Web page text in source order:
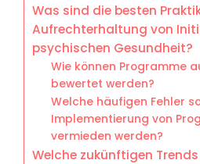
Was sind die besten
Aufrechterhaltung von
psychischen Gesundheit?
Wie können Programme
bewertet werden?
Welche häufigen Fehler
Implementierung von
vermieden werden?
Welche zukünftigen